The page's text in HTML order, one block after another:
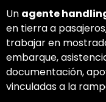
Un agente
en tierra a
trabajar en
embarque,
documentación,
vinculadas a la